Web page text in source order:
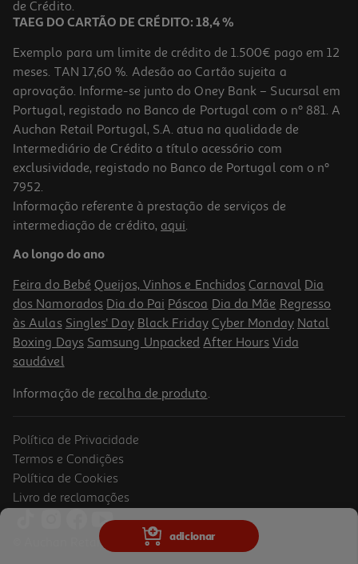
adicionar
de Crédito.
TAEG DO CARTÃO DE CRÉDITO: 18,4 %
Exemplo para um limite de crédito de 1.500€ pago em 12
meses. TAN 17,60 %. Adesão ao Cartão sujeita a
aprovação. Informe-se junto do Oney Bank – Sucursal em
Portugal, registado no Banco de Portugal com o nº 881. A
Auchan Retail Portugal, S.A. atua na qualidade de
Intermediário de Crédito a título acessório com
exclusividade, registado no Banco de Portugal com o nº
7952.
Informação referente à prestação de serviços de
intermediação de crédito, aqui.
Ao longo do ano
Feira do Bebé Queijos, Vinhos e Enchidos Carnaval Dia
dos Namorados Dia do Pai Páscoa Dia da Mãe Regresso
às Aulas Singles' Day Black Friday Cyber Monday Natal
Boxing Days Samsung Unpacked After Hours Vida
saudável
Informação de recolha de produto.
Política de Privacidade
Termos e Condições
Política de Cookies
Livro de reclamações
© Auchan Retail Portugal